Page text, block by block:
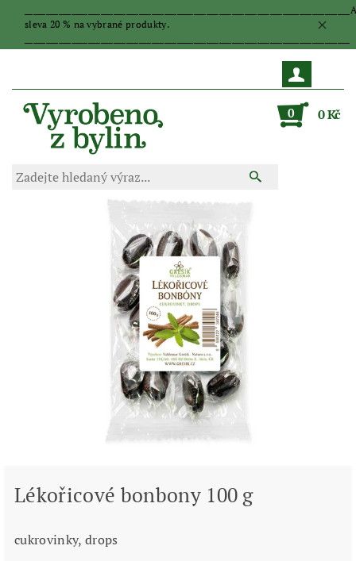
sleva 20 % na vybrané produkty.
0 0 Kč
Lékořicové bonbony 100 g
cukrovinky, drops